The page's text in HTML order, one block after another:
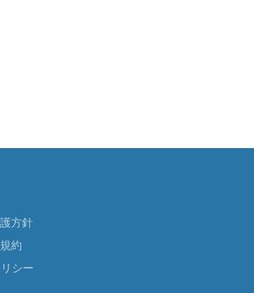
方針
約
シー